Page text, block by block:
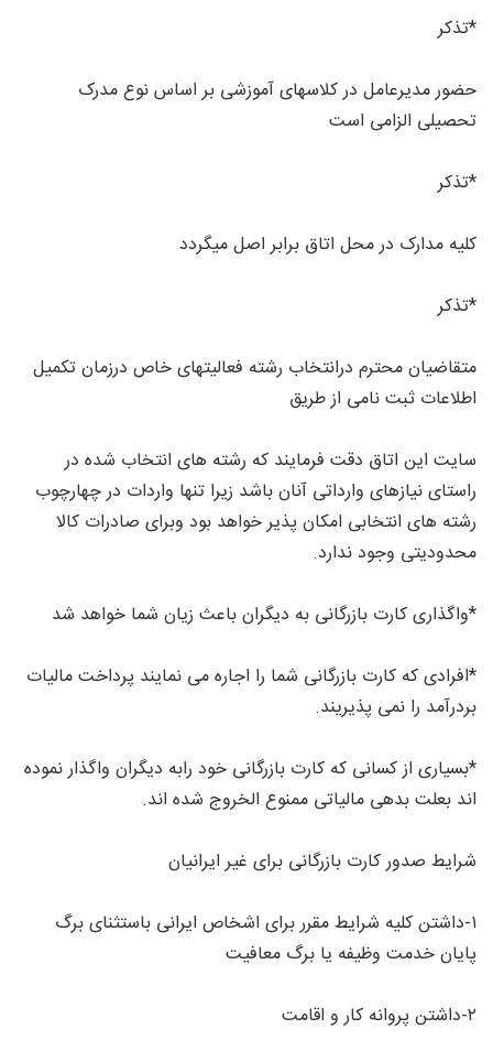
*تذکر
حضور مدیرعامل در کلاسهای آموزشی بر اساس نوع مدرک
تحصیلی الزامی است
*تذکر
کلیه مدارک در محل اتاق برابر اصل میگردد
*تذکر
متقاضیان محترم درانتخاب رشته فعالیتهای خاص درزمان تکمیل
اطلاعات ثبت نامی از طریق
سایت این اتاق دقت فرمایند که رشته های انتخاب شده در
راستای نیازهای وارداتی آنان باشد زیرا تنها واردات در چهارچوب
رشته های انتخابی امکان پذیر خواهد بود وبرای صادرات کالا
محدودیتی وجود ندارد.
*واگذاری کارت بازرگانی به دیگران باعث زیان شما خواهد شد
*افرادی که کارت بازرگانی شما را اجاره می نمایند پرداخت مالیات
بردرآمد را نمی پذیریند.
*بسیاری از کسانی که کارت بازرگانی خود رابه دیگران واگذار نموده
اند بعلت بدهی مالیاتی ممنوع الخروج شده اند.
شرایط صدور کارت بازرگانی برای غیر ایرانیان
۱-داشتن کلیه شرایط مقرر برای اشخاص ایرانی باستثنای برگ
پایان خدمت وظیفه یا برگ معافیت
۲-داشتن پروانه کار و اقامت